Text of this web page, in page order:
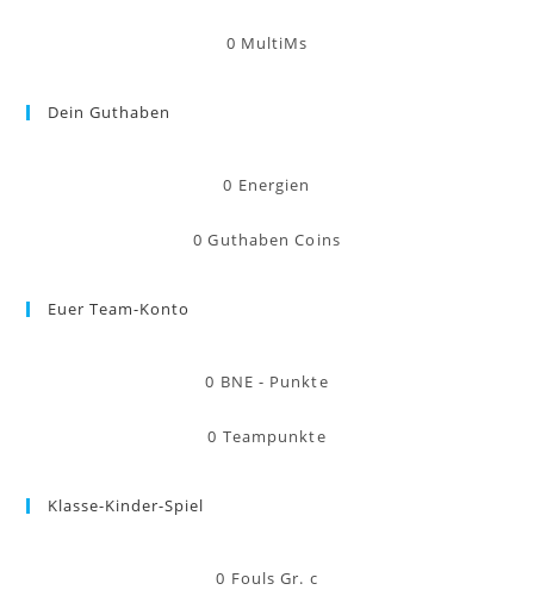
0 MultiMs
Dein Guthaben
0 Energien
0 Guthaben Coins
Euer Team-Konto
0 BNE - Punkte
0 Teampunkte
Klasse-Kinder-Spiel
0 Fouls Gr. c